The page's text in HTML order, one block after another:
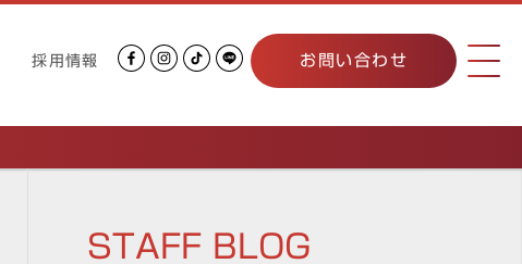
お問い合わせ
採用情報
STAFF BLOG